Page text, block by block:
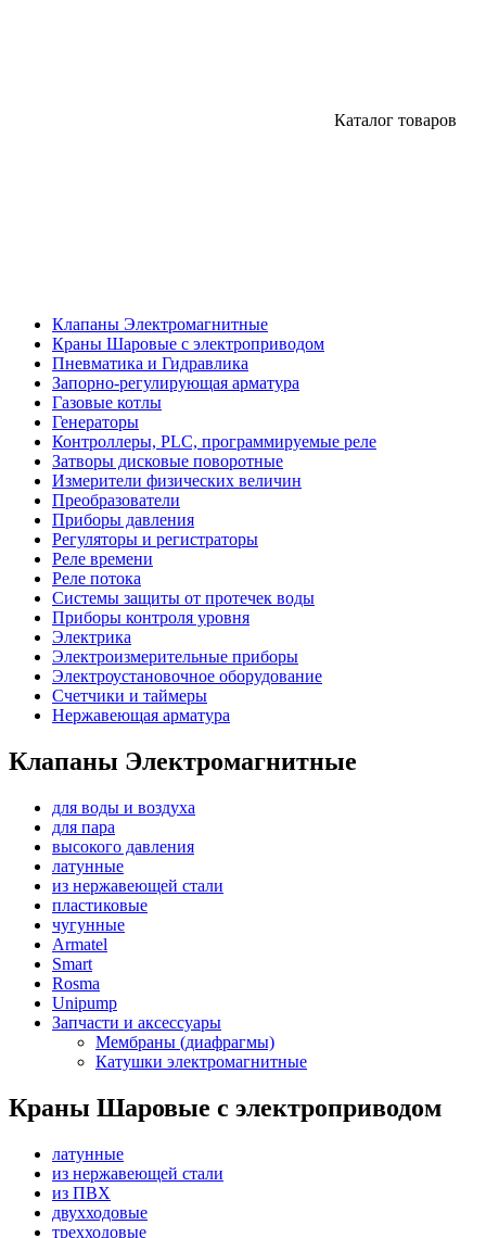
Каталог товаров
Клапаны Электромагнитные
Краны Шаровые с электроприводом
Пневматика и Гидравлика
Запорно-регулирующая арматура
Газовые котлы
Генераторы
Контроллеры, PLС, программируемые реле
Затворы дисковые поворотные
Измерители физических величин
Преобразователи
Приборы давления
Регуляторы и регистраторы
Реле времени
Реле потока
Системы защиты от протечек воды
Приборы контроля уровня
Электрика
Электроизмерительные приборы
Электроустановочное оборудование
Счетчики и таймеры
Нержавеющая арматура
Клапаны Электромагнитные
для воды и воздуха
для пара
высокого давления
латунные
из нержавеющей стали
пластиковые
чугунные
Armatel
Smart
Rosma
Unipump
Запчасти и аксессуары
Мембраны (диафрагмы)
Катушки электромагнитные
Краны Шаровые с электроприводом
латунные
из нержавеющей стали
из ПВХ
двухходовые
трехходовые